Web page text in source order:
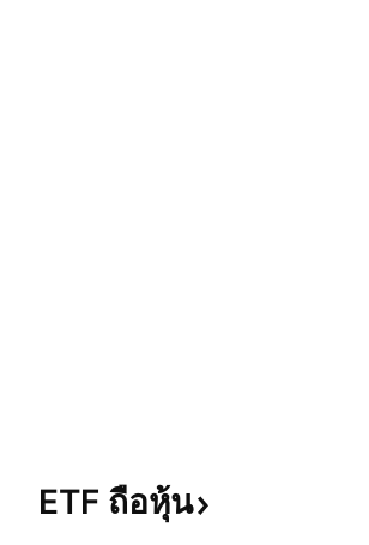
ETF ถือหุ้น